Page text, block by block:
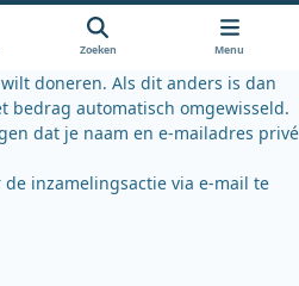
k
k
y
Zoeken Menu
doneren. Als dit anders is dan
bedrag automatisch omgewisseld.
dat je naam en e-mailadres privé
inzamelingsactie via e-mail te